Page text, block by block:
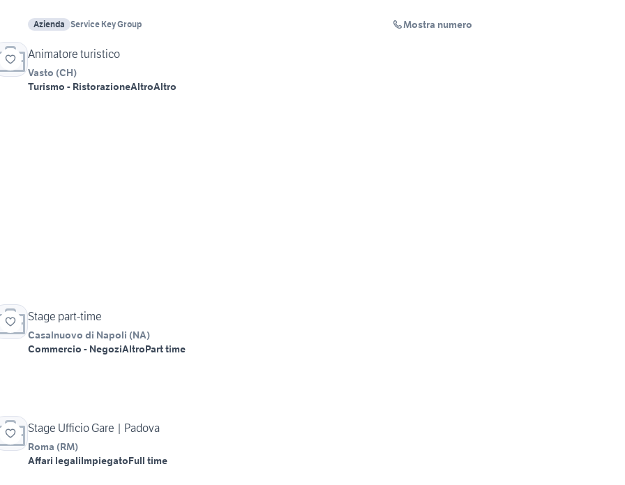
Azienda Service Key Group Mostra numero
Animatore turistico
Vasto (CH)
Turismo - RistorazioneAltroAltro
Stage part-time
Casalnuovo di Napoli (NA)
Commercio - NegoziAltroPart time
Stage Ufficio Gare | Padova
Roma (RM)
Affari legaliImpiegatoFull time